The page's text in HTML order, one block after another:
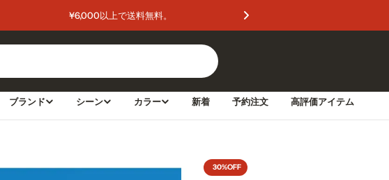
¥6,000以上で送料無料。
ブランド シーン カラー 新着 予約注文 高評価アイテム
30%OFF